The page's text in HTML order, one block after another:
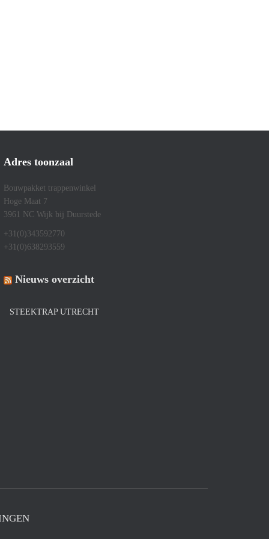
Adres toonzaal
Bouwpakket trappenwinkel
Hoge Maat 7
3961 NC Wijk bij Duurstede
+31(0)343592770
+31(0)638293559
Nieuws overzicht
STEEKTRAP UTRECHT